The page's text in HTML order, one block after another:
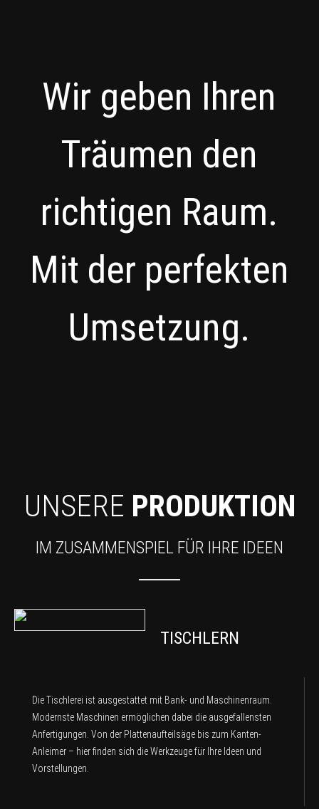
Wir geben Ihren
Träumen den
richtigen Raum.
Mit der perfekten
Umsetzung.
UNSERE PRODUKTION
IM ZUSAMMENSPIEL FÜR IHRE IDEEN
TISCHLERN
Die Tischlerei ist ausgestattet mit Bank- und Maschinenraum.
Modernste Maschinen ermöglichen dabei die ausgefallensten
Anfertigungen. Von der Plattenaufteilsäge bis zum Kanten-
Anleimer – hier finden sich die Werkzeuge für Ihre Ideen und
Vorstellungen.